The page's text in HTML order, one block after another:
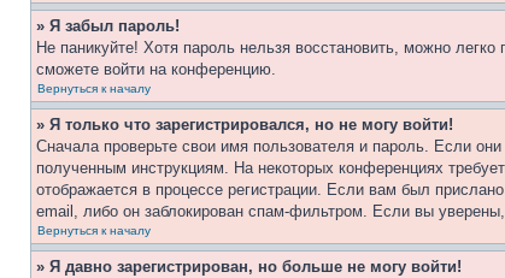
» Я забыл пароль!
Не паникуйте! Хотя пароль нельзя восстановить, можно
сможете войти на конференцию.
Вернуться к началу
» Я только что зарегистрировался, но не могу войти!
Сначала проверьте свои имя пользователя и пароль. Если
полученным инструкциям. На некоторых конференциях
отображается в процессе регистрации. Если вам был
email, либо он заблокирован спам-фильтром. Если вы
Вернуться к началу
» Я давно зарегистрирован, но больше не могу войти!